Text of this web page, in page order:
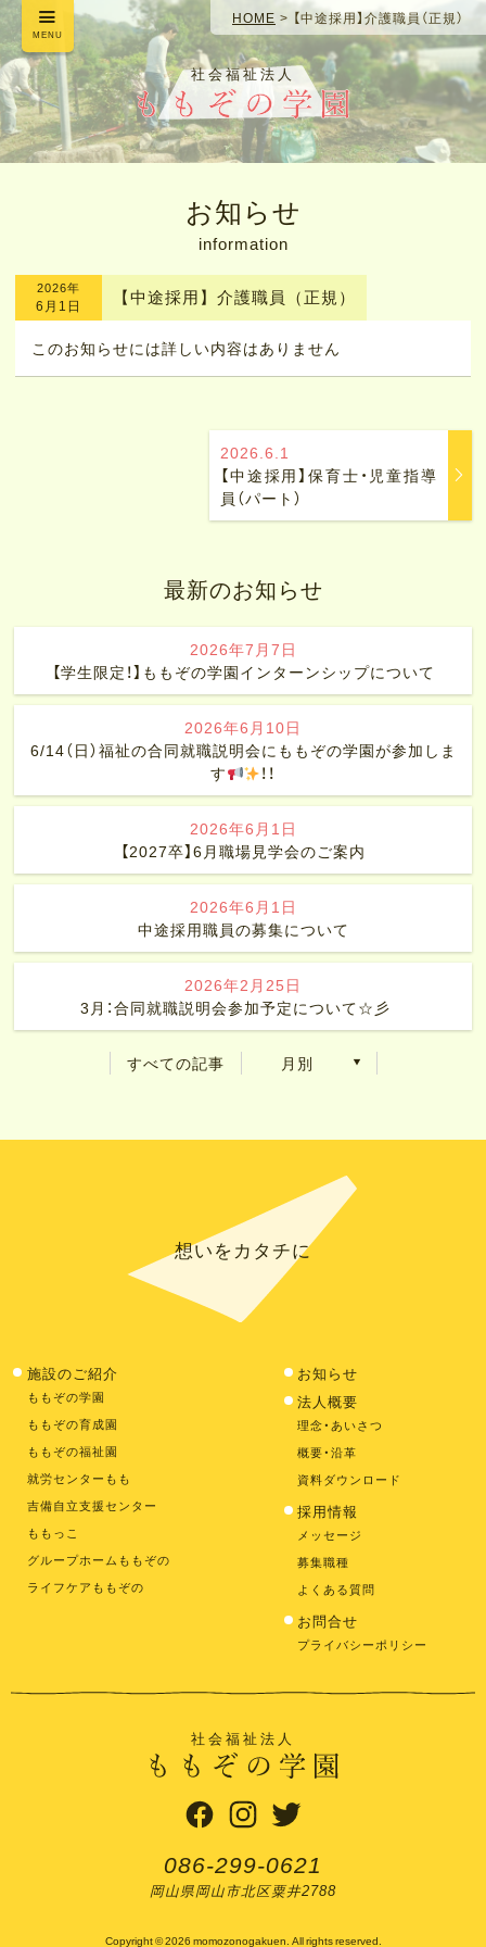
社会福祉法人
MENU
HOME > 【中途採用】介護職員（正規）
お知らせ
information
2026年
6月1日 【中途採用】介護職員（正規）
このお知らせには詳しい内容はありません
2026.6.1
【中途採用】保育士・児童指導
員（パート）
最新のお知らせ
2026年7月7日
【学生限定！】ももぞの学園インターンシップについて
2026年6月10日
6/14（日）福祉の合同就職説明会にももぞの学園が参加しま
す
！！
2026年6月1日
【2027卒】6月職場見学会のご案内
2026年6月1日
中途採用職員の募集について
2026年2月25日
3月：合同就職説明会参加予定について☆彡
すべての記事 月別
想いをカタチに
施設のご紹介
ももぞの学園
ももぞの育成園
ももぞの福祉園
就労センターもも
吉備自立支援センター
ももっこ
グループホームももぞの
ライフケアももぞの
お知らせ
法人概要
理念・あいさつ
概要・沿革
資料ダウンロード
採用情報
メッセージ
募集職種
よくある質問
お問合せ
プライバシーポリシー
社会福祉法人
086-299-0621
岡山県岡山市北区粟井2788
Copyright © 2026 momozonogakuen. All rights reserved.